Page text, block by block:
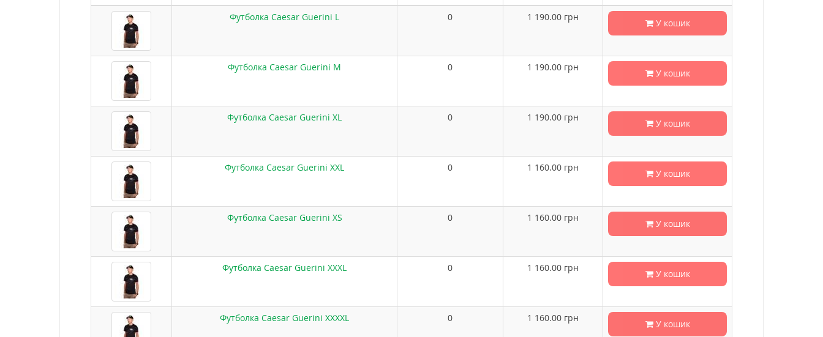
Футболка Caesar Guerini L
0 1 190.00 грн
У кошик
Футболка Caesar Guerini M 0 1 190.00 грн
У кошик
Футболка Caesar Guerini XL 0 1 190.00 грн
У кошик
Футболка Caesar Guerini XXL 0 1 160.00 грн
У кошик
Футболка Caesar Guerini XS 0 1 160.00 грн
У кошик
Футболка Caesar Guerini XXXL 0 1 160.00 грн
У кошик
Футболка Caesar Guerini XXXXL 0 1 160.00 грн
У кошик